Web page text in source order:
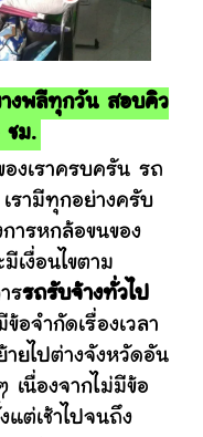
างพลีทุกวัน สอบคิว
ชม.
ราครบครัน รถ
รามีทุกอย่างครับ
ารหกล้อขนของ
เงื่อนไขตาม
รรถรับจ้างทั่วไป
อจำกัดเรื่องเวลา
ยไปต่างจังหวัดอัน
เนื่องจากไม่มีข้อ
ต่เช้าไปจนถึง